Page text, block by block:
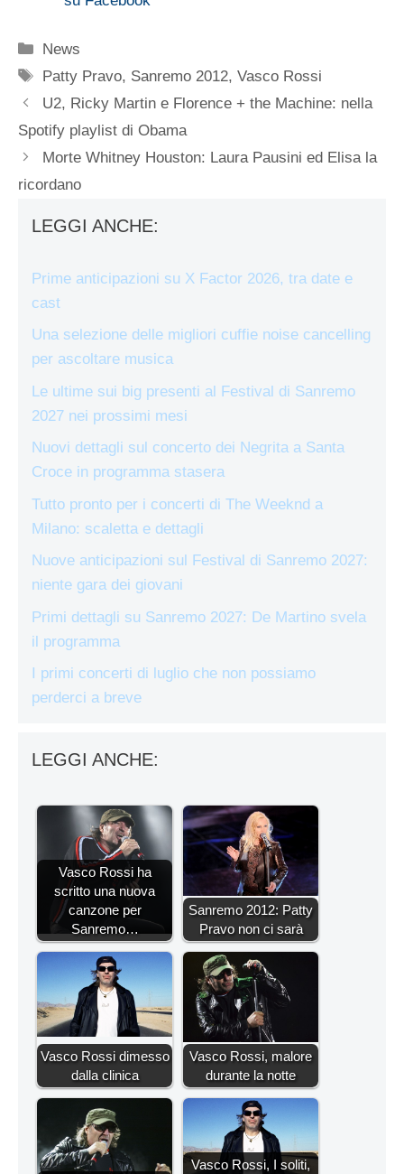
Categorie
News
Tag
Patty Pravo, Sanremo 2012,Vasco Rossi
U2, Ricky Martin e Florence + the Machine: nella
Spotify playlist di Obama
Morte Whitney Houston: Laura Pausini ed Elisa la
ricordano
LEGGI ANCHE:
Prime anticipazioni su X Factor 2026, tra date e
cast
Una selezione delle migliori cuffie noise cancelling
per ascoltare musica
Le ultime sui big presenti al Festival di Sanremo
2027 nei prossimi mesi
Nuovi dettagli sul concerto dei Negrita a Santa
Croce in programma stasera
Tutto pronto per i concerti di The Weeknd a
Milano: scaletta e dettagli
Nuove anticipazioni sul Festival di Sanremo 2027:
niente gara dei giovani
Primi dettagli su Sanremo 2027: De Martino svela
il programma
I primi concerti di luglio che non possiamo
perderci a breve
LEGGI ANCHE:
Vasco Rossi ha
scritto una nuova
canzone per
Sanremo…
Sanremo 2012: Patty
Pravo non ci sarà
Vasco Rossi dimesso
dalla clinica
Vasco Rossi, malore
durante la notte
Vasco Rossi, I soliti,